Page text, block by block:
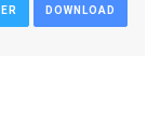
DOWNLOAD